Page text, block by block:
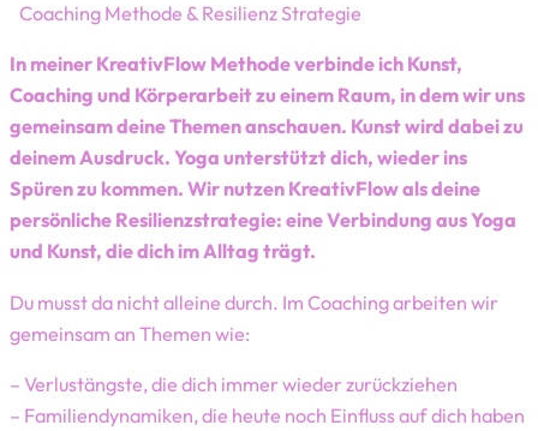
Coaching Methode & Resilienz Strategie
In meiner KreativFlow Methode verbinde ich Kunst,
Coaching und Körperarbeit zu einem Raum, in dem wir uns
gemeinsam deine Themen anschauen. Kunst wird dabei zu
deinem Ausdruck. Yoga unterstützt dich, wieder ins
Spüren zu kommen. Wir nutzen KreativFlow als deine
persönliche Resilienzstrategie: eine Verbindung aus Yoga
und Kunst, die dich im Alltag trägt.
Du musst da nicht alleine durch. Im Coaching arbeiten wir
gemeinsam an Themen wie:
– Verlustängste, die dich immer wieder zurückziehen
– Familiendynamiken, die heute noch Einfluss auf dich haben